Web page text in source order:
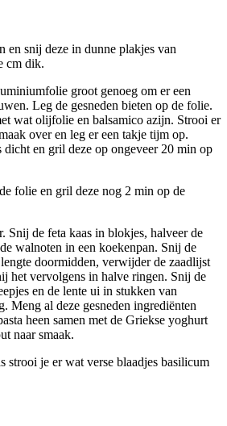
en snij deze in dunne plakjes van
cm dik.
groot genoeg om er een
Leg de gesneden bieten op de folie.
wat olijfolie en balsamico azijn. Strooi er
over en leg er een takje tijm op.
dicht en gril deze op ongeveer 20 min op
folie en gril deze nog 2 min op de
Snij de feta kaas in blokjes, halveer de
walnoten in een koekenpan. Snij de
doormidden, verwijder de zaadlijst
het vervolgens in halve ringen. Snij de
en de lente ui in stukken van
Meng al deze gesneden ingrediënten
heen samen met de Griekse yoghurt
naar smaak.
strooi je er wat verse blaadjes basilicum